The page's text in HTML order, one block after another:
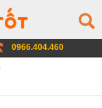
0966.404.460